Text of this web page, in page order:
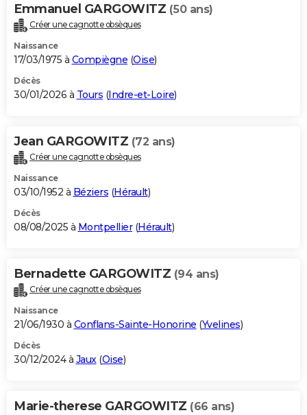
Carte de Noël
Carte Bonne année
Carte Saint-Valentin
Carte Pâques
Carte d'anniversaire
DICTIONNAIRE
Dictionnaire
Biographies
Citations
Expressions
Proverbes
PROGRAMME TV
S'inscrire
Se connecter
Lycées
Collèges
Primaires
Universités
Entreprises
Service militaire
Avis de recherche
AVIS DE DÉCÈS
Bricolage
Lifestyle
Culture
Sport
Auto
Television
Voyage
Cinema
Emmanuel GARGOWITZ (50 ans)
Créer une cagnotte obsèques
Naissance
17/03/1975 à Compiègne (Oise)
Décès
30/01/2026 à Tours (Indre-et-Loire)
Jean GARGOWITZ (72 ans)
Créer une cagnotte obsèques
Naissance
03/10/1952 à Béziers (Hérault)
Décès
08/08/2025 à Montpellier(Hérault)
Bernadette GARGOWITZ (94 ans)
Créer une cagnotte obsèques
Naissance
21/06/1930 à Conflans-Sainte-Honorine (Yvelines)
Décès
30/12/2024 à Jaux (Oise)
Marie-therese GARGOWITZ (66 ans)